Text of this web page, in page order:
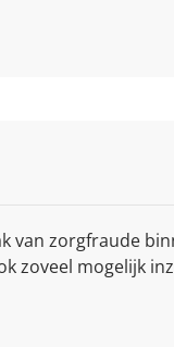
van zorgfraude
zoveel mogelijk